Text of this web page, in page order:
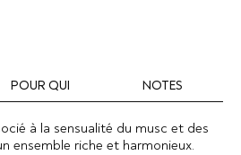
POUR QUI NOTES
à la sensualité du musc et des
ensemble riche et harmonieux.